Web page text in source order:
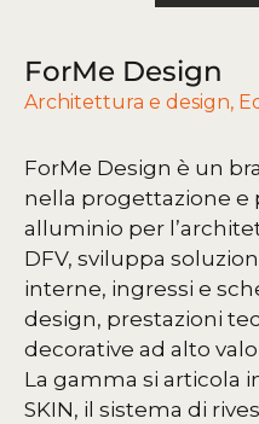
ForMe Design
Architettura e design,
ForMe Design è un
nella progettazione e
alluminio per
DFV, sviluppa
interne, ingressi e
design, prestazioni
decorative ad alto
La gamma si articola
SKIN, il sistema di